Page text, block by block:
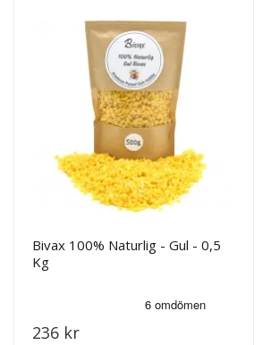
Bivax 100% Naturlig - Gul - 0,5
Kg
236 kr